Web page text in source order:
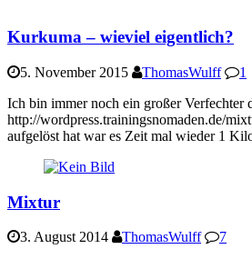
Kurkuma – wieviel eigentlich?
5. November 2015 ThomasWulff
1
Ich bin immer noch ein großer Verfechter
http://wordpress.trainingsnomaden.de/
aufgelöst hat war es Zeit mal wieder 1
Mixtur
3. August 2014 ThomasWulff
7